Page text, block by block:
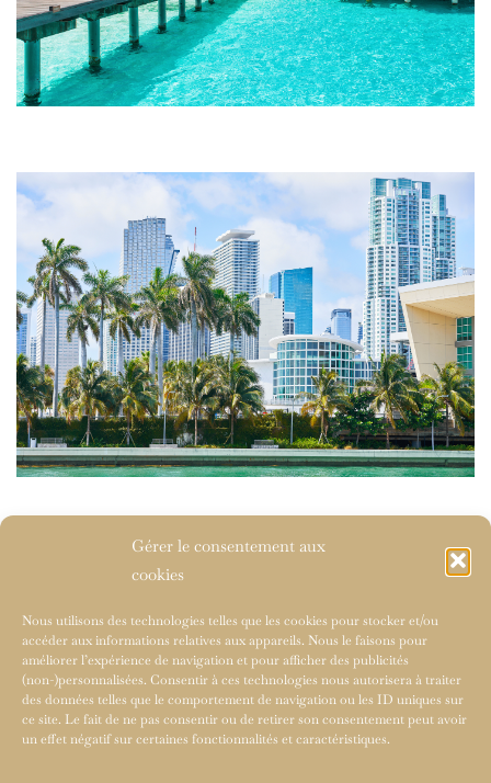
Gérer le consentement aux
cookies
Nous utilisons des technologies telles que les cookies pour stocker et/ou
accéder aux informations relatives aux appareils. Nous le faisons pour
améliorer l’expérience de navigation et pour afficher des publicités
(non-)personnalisées. Consentir à ces technologies nous autorisera à traiter
des données telles que le comportement de navigation ou les ID uniques sur
ce site. Le fait de ne pas consentir ou de retirer son consentement peut avoir
un effet négatif sur certaines fonctionnalités et caractéristiques.